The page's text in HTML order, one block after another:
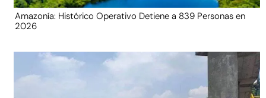
Amazonía: Histórico Operativo Detiene a 839 Personas en
2026